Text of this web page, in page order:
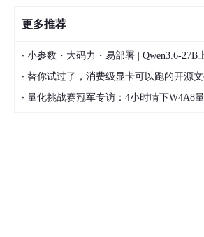
更多推荐
· 小参数・大码力・易部署 | Qwen3.6-27B上线魔乐社区，
· 替你试过了，消费级显卡可以跑的开源文生图SOTA模型，
· 量化挑战赛冠军专访：4小时啃下W4A8量